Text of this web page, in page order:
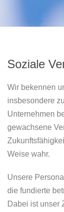
Soziale
Wir bekennen
insbesondere
Unternehmen
gewachsene
Weise wahr.
Unsere
die fundierte
Dabei ist unser